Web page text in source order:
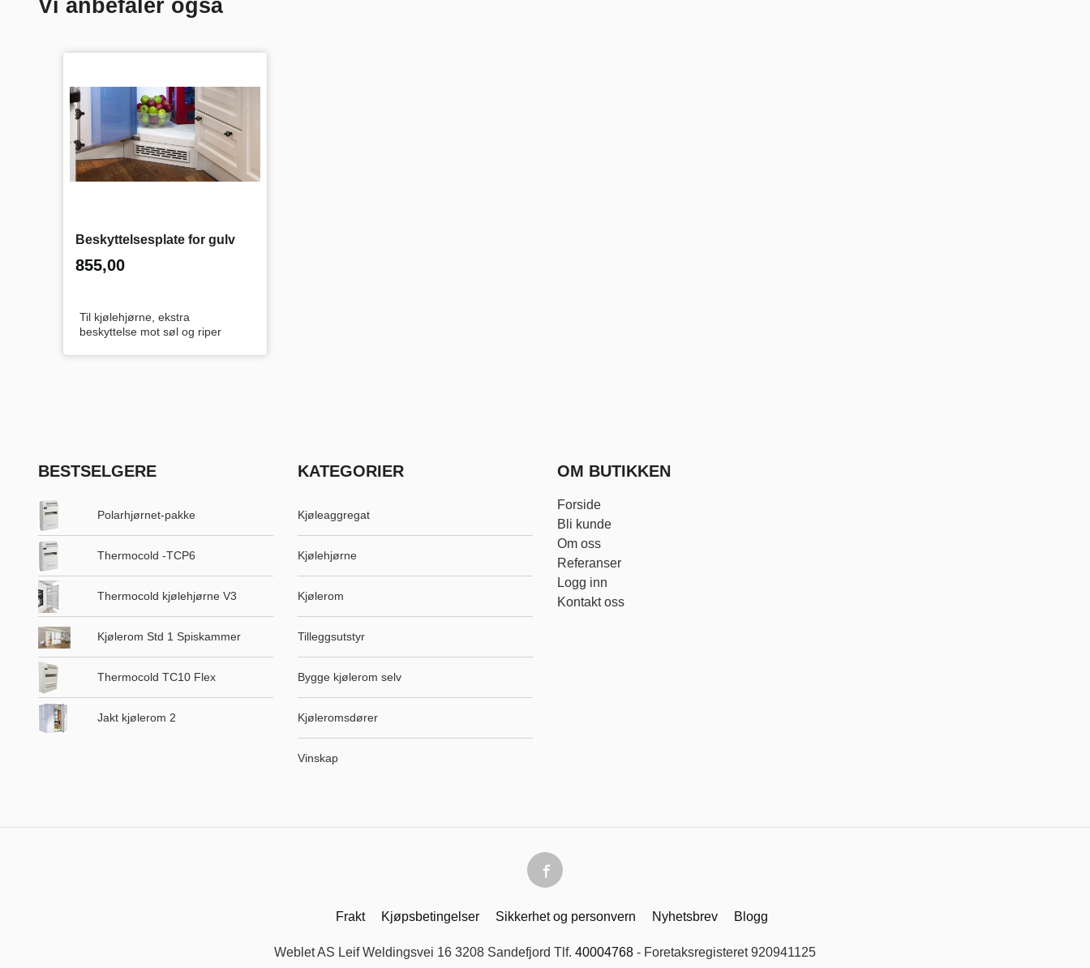
Vi anbefaler også
Beskyttelsesplate for gulv
Pris
855,00
Til kjølehjørne, ekstra
beskyttelse mot søl og riper
BESTSELGERE
Polarhjørnet-pakke
Thermocold -TCP6
Thermocold kjølehjørne V3
Kjølerom Std 1 Spiskammer
Thermocold TC10 Flex
Jakt kjølerom 2
KATEGORIER
Kjøleaggregat
Kjølehjørne
Kjølerom
Tilleggsutstyr
Bygge kjølerom selv
Kjøleromsdører
Vinskap
OM BUTIKKEN
Forside
Bli kunde
Om oss
Referanser
Logg inn
Kontakt oss
Frakt Kjøpsbetingelser Sikkerhet og personvern Nyhetsbrev Blogg
Weblet AS Leif Weldingsvei 16 3208 Sandefjord Tlf. 40004768 - Foretaksregisteret 920941125